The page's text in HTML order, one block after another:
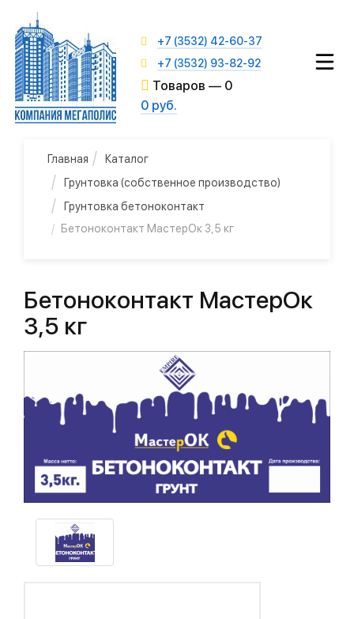
+7 (3532) 42-60-37
+7 (3532) 93-82-92
Товаров — 0
0 руб.
Главная
Каталог
Грунтовка (собственное производство)
Грунтовка бетоноконтакт
Бетоноконтакт МастерОк 3,5 кг
Бетоноконтакт МастерОк
3,5 кг